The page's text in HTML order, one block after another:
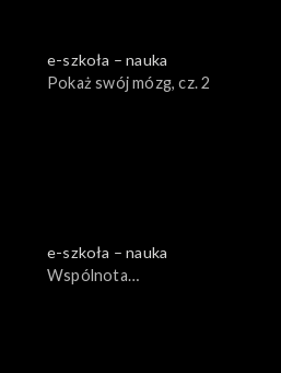
e-szkoła – nauka
Pokaż swój mózg, cz. 2
e-szkoła – nauka
Wspólnota